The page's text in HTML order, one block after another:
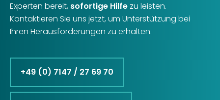
Experten bereit, sofortige Hilfe zu leisten.
Kontaktieren Sie uns jetzt, um Unterstützung bei
Ihren Herausforderungen zu erhalten.
+49 (0) 7147 / 27 69 70